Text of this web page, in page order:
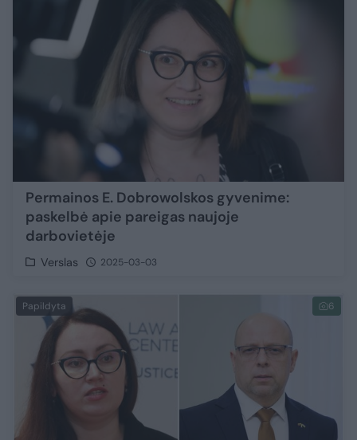
Permainos E. Dobrowolskos gyvenime:
paskelbė apie pareigas naujoje
darbovietėje
Verslas 2025-03-03
Papildyta 6